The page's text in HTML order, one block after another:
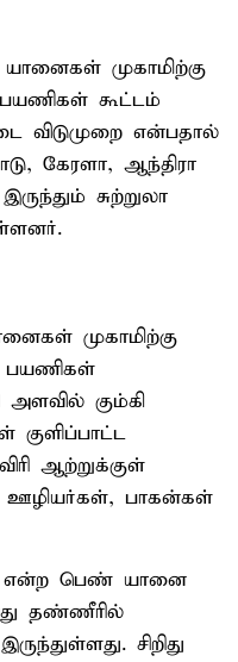
முகாமிற்கு
பயணிகள் கூட்டம்
என்பதால்
கேரளா, ஆந்திரா
சுற்றுலா
முகாமிற்கு
பயணிகள்
கும்கி
ஆற்றுக்குள்
ஊழியர்கள், பாகன்கள்
என்ற பெண் யானை
தண்ணீரில்
சிறிது